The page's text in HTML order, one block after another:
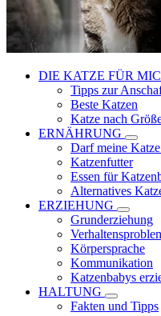
DIE KATZE FÜR
Tipps zur
Beste Katzen
Katze nach
ERNÄHRUNG
Darf meine Katze
Katzenfutter
Essen für
Alternatives
ERZIEHUNG
Grunderziehung
Körpersprache
Kommunikation
Katzenbabys
HALTUNG
Fakten und Tipps